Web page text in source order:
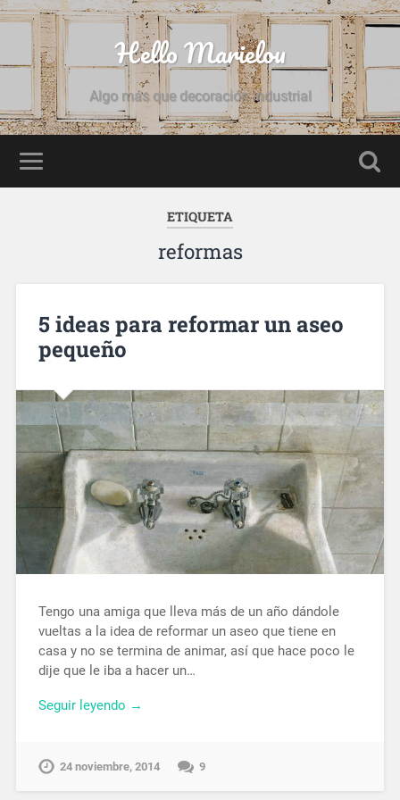
Hello Marielou
Algo más que decoración industrial
ETIQUETA
reformas
5 ideas para reformar un aseo
pequeño
Tengo una amiga que lleva más de un año dándole
vueltas a la idea de reformar un aseo que tiene en
casa y no se termina de animar, así que hace poco le
dije que le iba a hacer un…
Seguir leyendo →
24 noviembre, 2014 9